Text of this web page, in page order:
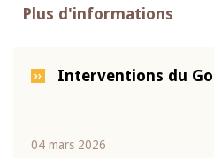
Plus d'informations
Interventions du
04 mars 2026